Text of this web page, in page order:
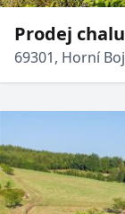
Prodej
69301, Horní